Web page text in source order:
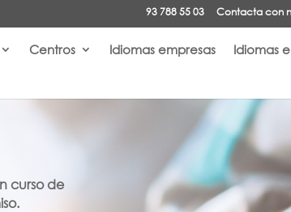
93 788 55 03 Contacta con
Centros Idiomas empresas
Idiomas
curso de